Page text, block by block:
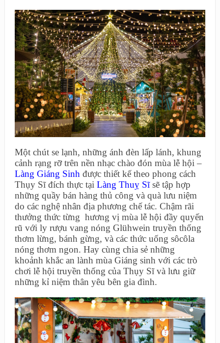
Một chút se lạnh, những ánh đèn lấp lánh, khung
cảnh rạng rỡ trên nền nhạc chào đón mùa lễ hội –
Làng Giáng Sinh được thiết kế theo phong cách
Thụy Sĩ đích thực tại Làng Thuỵ Sĩsẽ tập hợp
những quầy bán hàng thủ công và quà lưu niệm
do các nghệ nhân địa phương chế tác. Chậm rãi
thưởng thức từng hương vị mùa lễ hội đầy quyến
rũ với ly rượu vang nóng Glühwein truyền thống
thơm lừng, bánh gừng, và các thức uống sôcôla
nóng thơm ngon. Hay cùng chia sẻ những
khoảnh khắc an lành mùa Giáng sinh với các trò
chơi lễ hội truyền thống của Thụy Sĩ và lưu giữ
những kỉ niệm thân yêu bên gia đình.